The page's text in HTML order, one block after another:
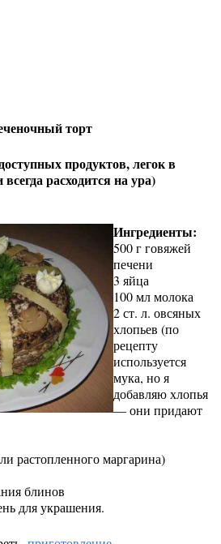
торт
продуктов, легок в
расходится на ура)
Ингредиенты:
500 г говяжей
печени
3 яйца
100 мл молока
2 ст. л. овсяных
хлопьев (по
рецепту
используется
мука, но я
добавляю хлопья
— они придают
растопленного маргарина)
блинов
для украшения.